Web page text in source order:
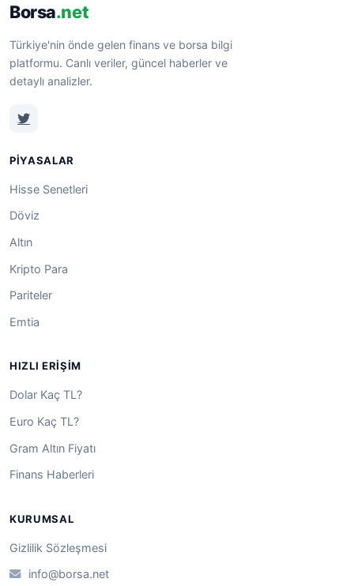
Borsa.net
Türkiye'nin önde gelen finans ve borsa bilgi
platformu. Canlı veriler, güncel haberler ve
detaylı analizler.
PIYASALAR
Hisse Senetleri
Döviz
Altın
Kripto Para
Pariteler
Emtia
HIZLI ERIŞIM
Dolar Kaç TL?
Euro Kaç TL?
Gram Altın Fiyatı
Finans Haberleri
KURUMSAL
Gizlilik Sözleşmesi
info@borsa.net